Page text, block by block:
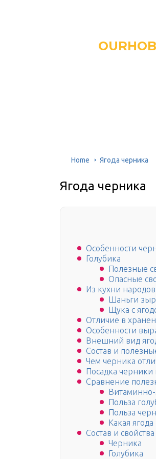
Home Ягода черника
Ягода черника
Особенности
Голубика
Полезные
Опасные
Из кухни
Шаньги
Щука с
Отличие в
Особенности
Внешний вид
Состав и
Чем черника
Посадка черники
Сравнение
Польза
Польза
Какая
Состав и свойства
Черника
Голубика